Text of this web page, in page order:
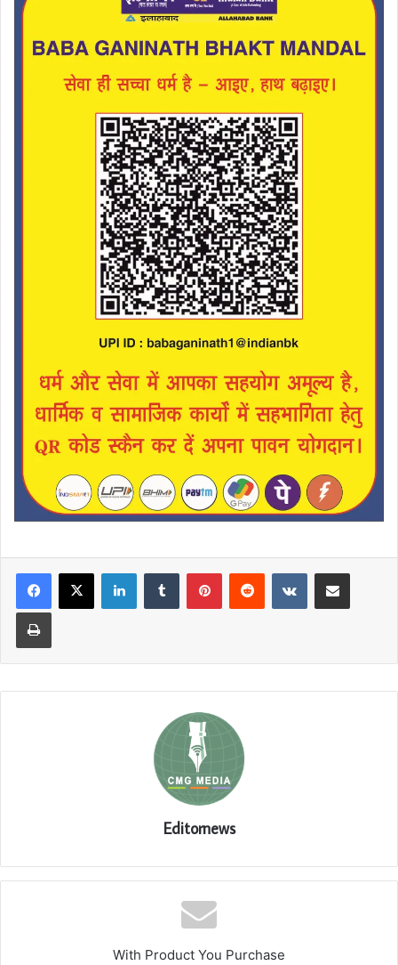
LinkedInTumblr PinterestReddit VKontakteShare via Email
Print
Editornews
With Product You Purchase